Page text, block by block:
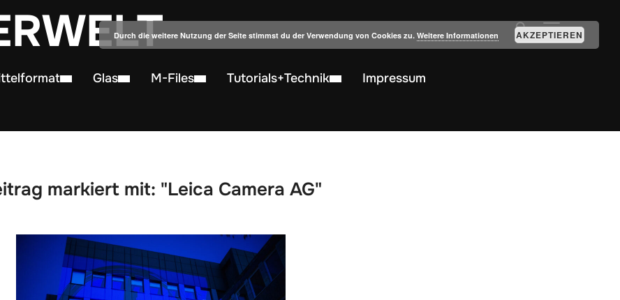
Glas M-Files Tutorials+Technik
Impressum
markiert mit: "Leica Camera AG"
Durch die weitere Nutzung der Seite stimmst du der Verwendung von Cookies zu. Weitere Informationen AKZEPTIEREN